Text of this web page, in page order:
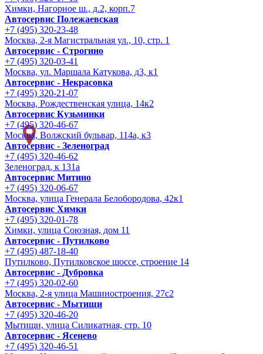
Химки, Нагорное ш., д.2, корп.7
Автосервис Полежаевская
+7 (495) 320-23-48
Москва, 2-я Магистральная ул., 10, стр. 1
Автосервис - Строгино
+7 (495) 320-03-41
Москва, ул. Маршала Катукова, д3, к1
Автосервис - Некрасовка
+7 (495) 320-21-07
Москва, Рождественская улица, 14к2
Автосервис Кузьминки
+7 (495) 320-46-67
Москва, Волжский бульвар, 114а, к3
Автосервис - Зеленоград
+7 (495) 320-46-62
Зеленоград, к 131а
Автосервис Митино
+7 (495) 320-06-67
Москва, улица Генерала Белобородова, 42к1
Автосервис Химки
+7 (495) 320-01-78
Химки, улица Союзная, дом 11
Автосервис - Путилково
+7 (495) 487-18-40
Путилково, Путилковское шоссе, строение 14
Автосервис - Дубровка
+7 (495) 320-02-60
Москва, 2-я улица Машиностроения, 27с2
Автосервис - Мытищи
+7 (495) 320-46-20
Мытищи, улица Силикатная, стр. 10
Автосервис - Ясенево
+7 (495) 320-46-51